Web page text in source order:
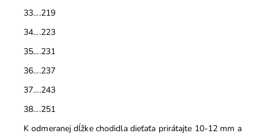
33....219
34....223
35....231
36....237
37....243
38....251
K odmeranej dĺžke chodidla dieťaťa prirátajte 10-12 mm a